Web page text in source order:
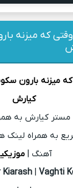
وقتی که میزنه
میزنه بارون
کیارش
کیارش به
به همراه لینک
آهنگ |
Kiarash | Vaghti